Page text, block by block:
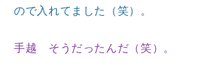
ので入れてました（笑）。
手越 そうだったんだ（笑）。